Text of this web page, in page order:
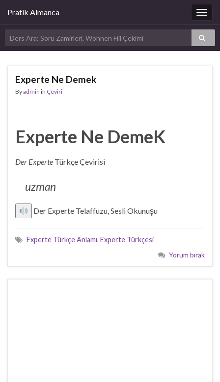
Pratik Almanca
Experte Ne Demek
Byadmin in Çeviri
Experte Ne DemeK
Der Experte Türkçe Çevirisi
uzman
Der Experte Telaffuzu, Sesli Okunuşu
Experte Türkçe Anlamı, Experte Türkçesi
Yorum bırak